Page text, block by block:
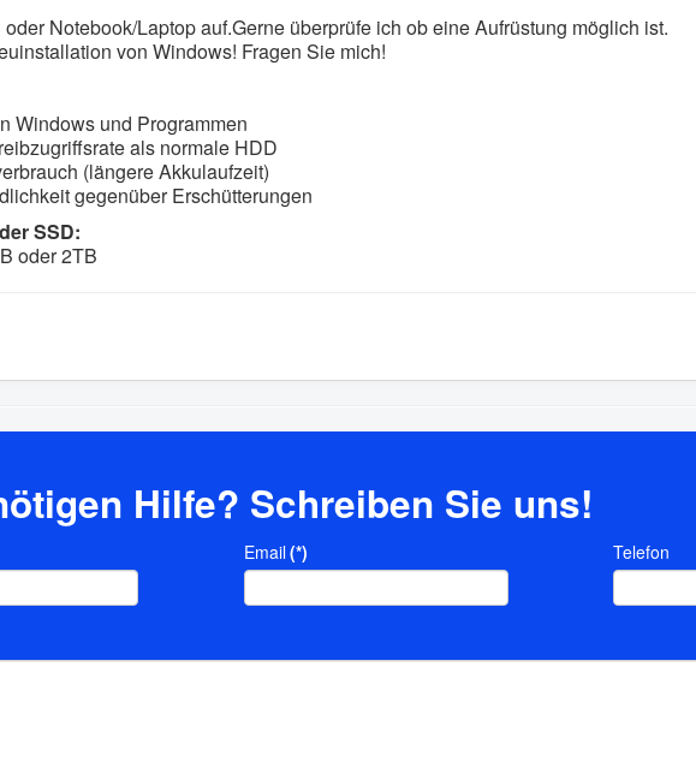
Notebook/Laptop auf.Gerne überprüfe ich ob eine Aufrüstung möglich ist.
von Windows! Fragen Sie mich!
Windows und Programmen
als normale HDD
(längere Akkulaufzeit)
gegenüber Erschütterungen
SSD:
oder 2TB
Hilfe? Schreiben Sie uns!
Email(*) Telefon